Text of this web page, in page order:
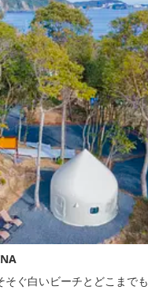
ぐ白いビーチとどこまでも